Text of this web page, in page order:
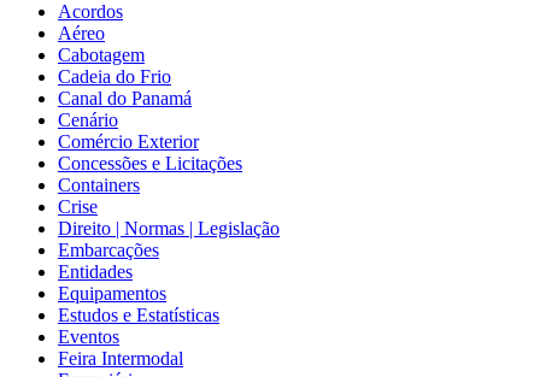
Acordos
Aéreo
Cabotagem
Cadeia do Frio
Canal do Panamá
Cenário
Comércio Exterior
Concessões e Licitações
Containers
Crise
Direito | Normas | Legislação
Embarcações
Entidades
Equipamentos
Estudos e Estatísticas
Eventos
Feira Intermodal